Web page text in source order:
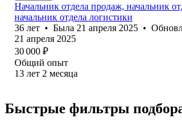
Начальник отдела продаж, начальник
начальник отдела логистики
36 лет • Была 21 апреля 2025 •
21 апреля 2025
30 000 ₽
Общий опыт
13 лет 2 месяца
Быстрые фильтры